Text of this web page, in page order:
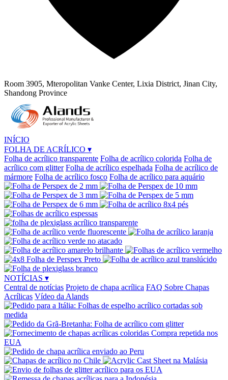
Room 3905, Mteropolitan Vanke Center, Lixia District, Jinan City,
Shandong Province
INÍCIO
FOLHA DE ACRÍLICO ▾
Folha de acrílico transparente Folha de acrílico colorida Folha de
acrílico com glitter Folha de acrílico espelhada Folha de acrílico de
mármore Folha de acrílico fosco Folha de acrílico para aquário
NOTÍCIAS ▾
Central de notícias Projeto de chapa acrílica FAQ Sobre Chapas
Acrílicas Vídeo da Alands